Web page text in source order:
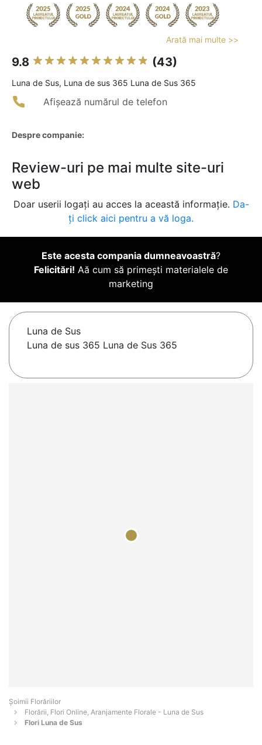
Arată mai multe >>
9.8 (43)
Luna de Sus, Luna de sus 365 Luna de Sus 365
Afișează numărul de telefon
Despre companie:
Review-uri pe mai multe site-uri
web
Doar userii logați au acces la această informație. Da-
ți click aici pentru a vă loga.
Este acesta compania dumneavoastră?
Felicitări! Aă cum să primești materialele de
marketing
Luna de Sus
Luna de sus 365 Luna de Sus 365
Șoimii Florăriilor
Florării, Flori Online, Aranjamente Florale - Luna de Sus
Flori Luna de Sus